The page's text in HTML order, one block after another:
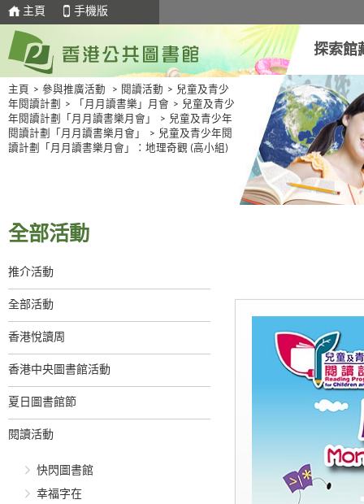
主頁 手機版
探索館
主頁 > 參與推廣活動 > 閱讀活動 > 兒童及青少
年閱讀計劃
> 「月月讀書樂」月會 > 兒童及青少
年閱讀計劃「月月讀書樂月會」
> 兒童及青少年
閱讀計劃「月月讀書樂月會」
> 兒童及青少年閱
讀計劃「月月讀書樂月會」：地理奇觀 (高小組)
全部活動
推介活動
全部活動
香港悅讀周
香港中央圖書館活動
夏日圖書館節
閱讀活動
快閃圖書館
幸福字在